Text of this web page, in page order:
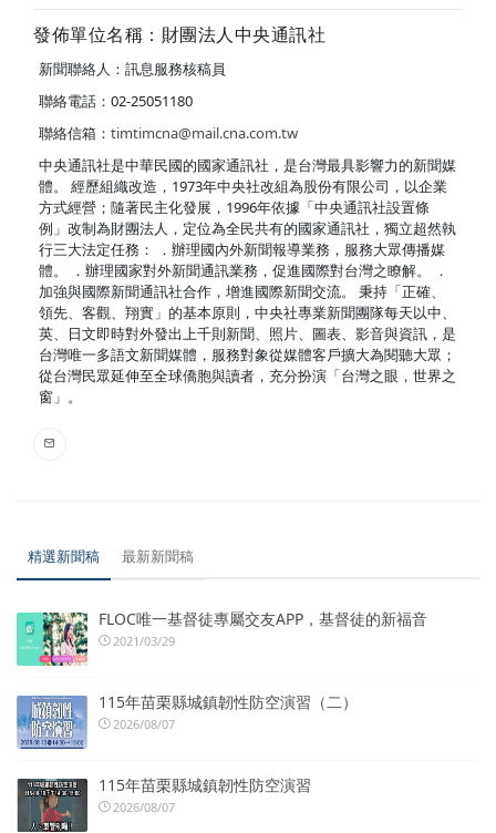
發佈單位名稱：財團法人中央通訊社
新聞聯絡人：訊息服務核稿員
聯絡電話：02-25051180
聯絡信箱： timtimcna@mail.cna.com.tw
中央通訊社是中華民國的國家通訊社，是台灣最具影響力的新聞媒
體。 經歷組織改造，1973年中央社改組為股份有限公司，以企業
方式經營；隨著民主化發展，1996年依據「中央通訊社設置條
例」改制為財團法人，定位為全民共有的國家通訊社，獨立超然執
行三大法定任務： ．辦理國內外新聞報導業務，服務大眾傳播媒
體。 ．辦理國家對外新聞通訊業務，促進國際對台灣之瞭解。 ．
加強與國際新聞通訊社合作，增進國際新聞交流。 秉持「正確、
領先、客觀、翔實」的基本原則，中央社專業新聞團隊每天以中、
英、日文即時對外發出上千則新聞、照片、圖表、影音與資訊，是
台灣唯一多語文新聞媒體，服務對象從媒體客戶擴大為閱聽大眾；
從台灣民眾延伸至全球僑胞與讀者，充分扮演「台灣之眼，世界之
窗」。
精選新聞稿 最新新聞稿
FLOC唯一基督徒專屬交友APP，基督徒的新福音
2021/03/29
115年苗栗縣城鎮韌性防空演習（二）
2026/08/07
115年苗栗縣城鎮韌性防空演習
2026/08/07